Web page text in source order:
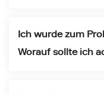
Ich wurde zum
Worauf sollte ich